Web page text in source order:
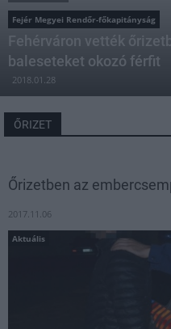
Fejér Megyei Rendőr-főkapitányság
Fehérváron vették
baleseteket okozó férfit
2018.01.28
ŐRIZET
Őrizetben az
2017.11.06
Aktuális